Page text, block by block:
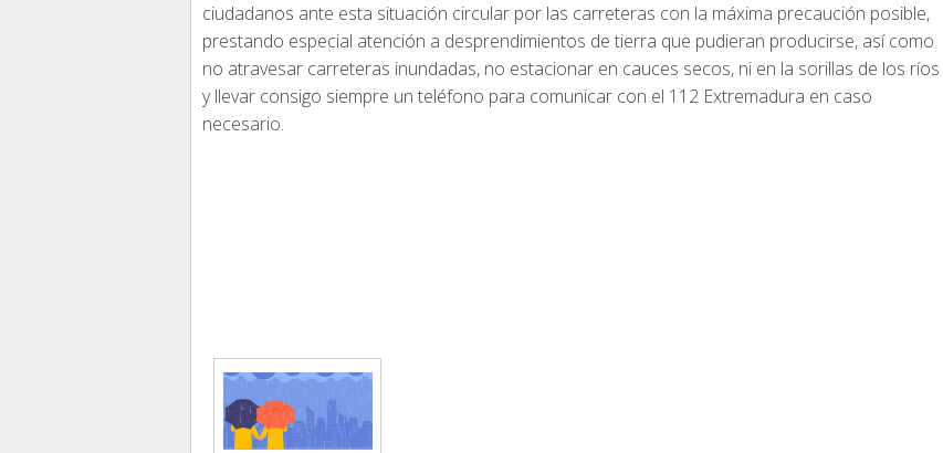
ciudadanos ante esta situación circular por las carreteras con la máxima precaución posible,
prestando especial atención a desprendimientos de tierra que pudieran producirse, así como
no atravesar carreteras inundadas, no estacionar en cauces secos, ni en la sorillas de los ríos
y llevar consigo siempre un teléfono para comunicar con el 112 Extremadura en caso
necesario.